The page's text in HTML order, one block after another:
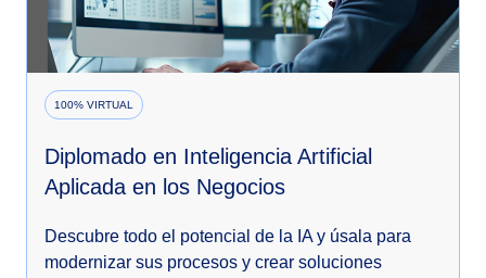
100% VIRTUAL
Diplomado en Inteligencia Artificial
Aplicada en los Negocios
Descubre todo el potencial de la IA y úsala para
modernizar sus procesos y crear soluciones